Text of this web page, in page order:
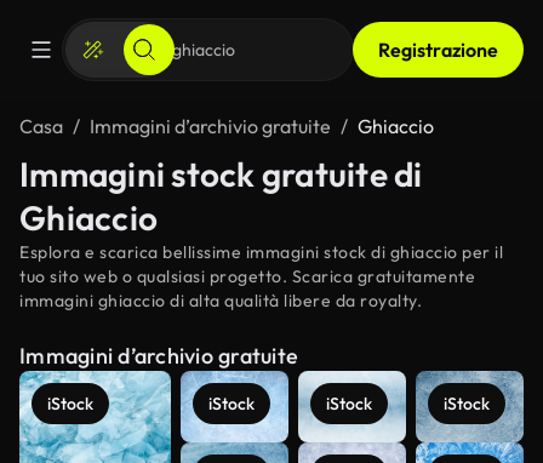
Registrazione
Casa Immagini d’archivio gratuite Ghiaccio
Immagini stock gratuite di
Ghiaccio
Esplora e scarica bellissime immagini stock di ghiaccio per il
tuo sito web o qualsiasi progetto. Scarica gratuitamente
immagini ghiaccio di alta qualità libere da royalty.
Immagini d’archivio gratuite
iStock iStock iStock iStock